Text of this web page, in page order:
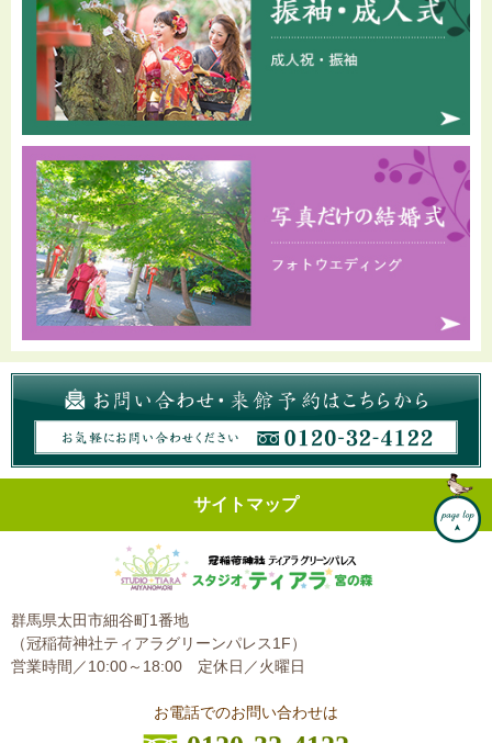
サイトマップ
群馬県太田市細谷町1番地
（冠稲荷神社ティアラグリーンパレス1F）
営業時間／10:00～18:00 定休日／火曜日
お電話でのお問い合わせは